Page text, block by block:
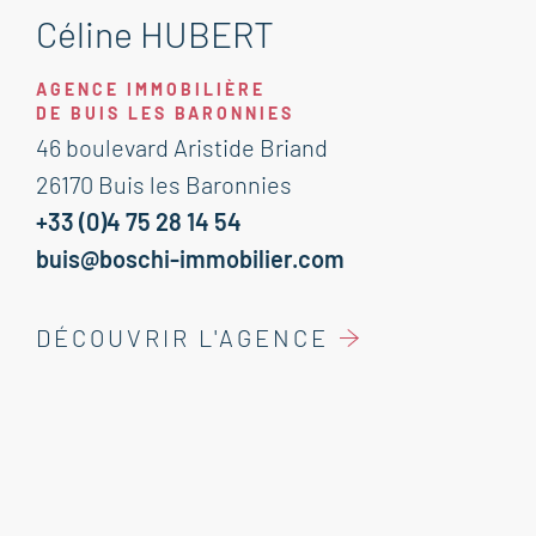
Céline HUBERT
AGENCE IMMOBILIÈRE
DE BUIS LES BARONNIES
46 boulevard Aristide Briand
26170 Buis les Baronnies
+33 (0)4 75 28 14 54
buis@boschi-immobilier.com
DÉCOUVRIR L'AGENCE